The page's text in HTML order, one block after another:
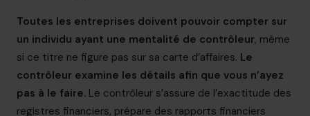
Toutes les entreprises doivent pouvoir compter sur
un individu ayant une mentalité de contrôleur, même
si ce titre ne figure pas sur sa carte d’affaires. Le
contrôleur examine les détails afin que vous n’ayez
pas à le faire. Le contrôleur s’assure de l’exactitude des
registres financiers, prépare des rapports financiers